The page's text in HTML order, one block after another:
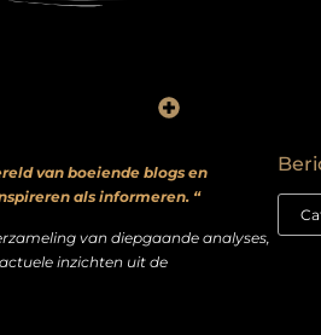
van boeiende blogs en
als informeren. “
van diepgaande analyses,
inzichten uit de